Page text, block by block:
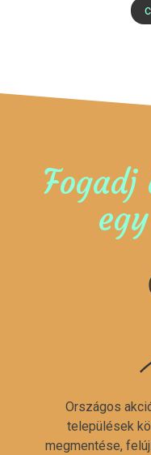
Fogadj
Országos
települések
megmentése,